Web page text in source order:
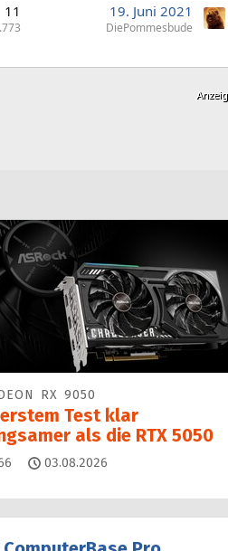
11 19. Juni 2021
DiePommesbude
RX 9050
Test klar
als die RTX 5050
Kommentare
03.08.2026